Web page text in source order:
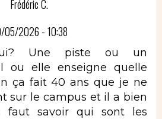
Frédéric C.
05/2026 - 10:38
Une piste ou un
ou elle enseigne quelle
ça fait 40 ans que je ne
sur le campus et il a bien
faut savoir qui sont les